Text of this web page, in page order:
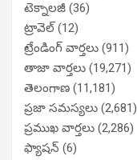
టెక్నాలజీ (36)
ట్రావెల్(12)
ట్రేండింగ్ వార్తలు (911)
తాజా వార్తలు (19,271)
తెలంగాణ (11,181)
ప్రజా సమస్యలు (2,681)
ప్రముఖ వార్తలు (2,286)
ఫ్యాషన్ (6)